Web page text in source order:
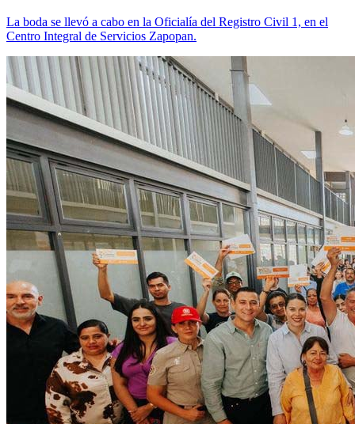
La boda se llevó a cabo en la Oficialía del Registro Civil 1, en el
Centro Integral de Servicios Zapopan.